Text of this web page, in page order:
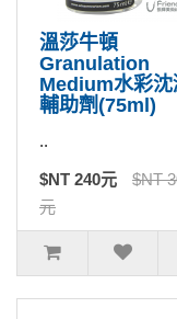
溫莎牛頓
Granulation
Medium水彩沈
輔助劑(75ml)
..
$NT 240元
$NT
元